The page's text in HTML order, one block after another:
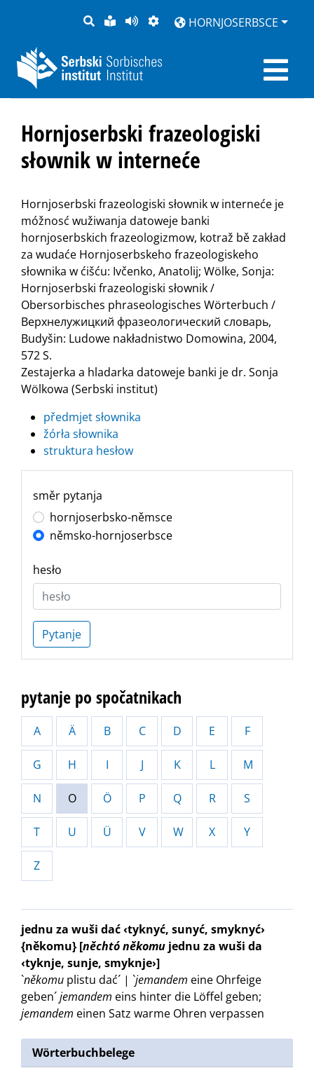
PYTANJE
LOCHKA
RĚČ
STRONU
PŘEDČITAĆ
ZWOBRAZNJENJE
HORNJOSERBSCE
Hornjoserbski frazeologiski
słownik w interneće
Hornjoserbski frazeologiski słownik w interneće je
móžnosć wužiwanja datoweje banki
hornjoserbskich frazeologizmow, kotraž bě zakład
za wudaće Hornjoserbskeho frazeologiskeho
słownika w ćišću: Ivčenko, Anatolij; Wölke, Sonja:
Hornjoserbski frazeologiski słownik /
Obersorbisches phraseologisches Wörterbuch /
Верхнелужицкий фразеологический словарь,
Budyšin: Ludowe nakładnistwo Domowina, 2004,
572 S.
Zestajerka a hladarka datoweje banki je dr. Sonja
Wölkowa (Serbski institut)
předmjet słownika
žórła słownika
struktura hesłow
směr pytanja
hornjoserbsko-němsce
němsko-hornjoserbsce
hesło
Pytanje
pytanje po spočatnikach
A Ä B C D E F
G H I J K L M
N O Ö P Q R S
T U Ü V W X Y
Z
jednu za wuši dać ‹tyknyć, sunyć, smyknyć›
{někomu} [něchtóněkomu jednu za wuši da
‹tyknje, sunje, smyknje›]
`někomu plistu dać´ | `jemandem eine Ohrfeige
geben´jemandem eins hinter die Löffel geben;
jemandem einen Satz warme Ohren verpassen
Wörterbuchbelege